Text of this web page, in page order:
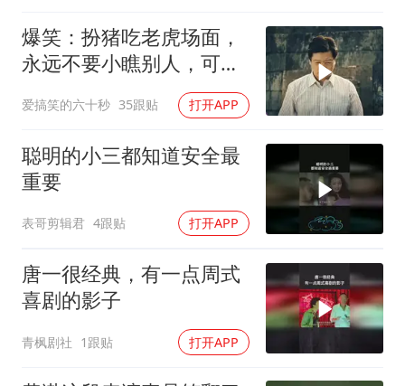
奋进开新局 实干挑大梁
爆笑：扮猪吃老虎场面，
永远不要小瞧别人，可能
爱搞笑的六十秒 35跟贴 打开APP
聪明的小三都知道安全最
重要
表哥剪辑君 4跟贴 打开APP
唐一很经典，有一点周式
喜剧的影子
青枫剧社 1跟贴 打开APP